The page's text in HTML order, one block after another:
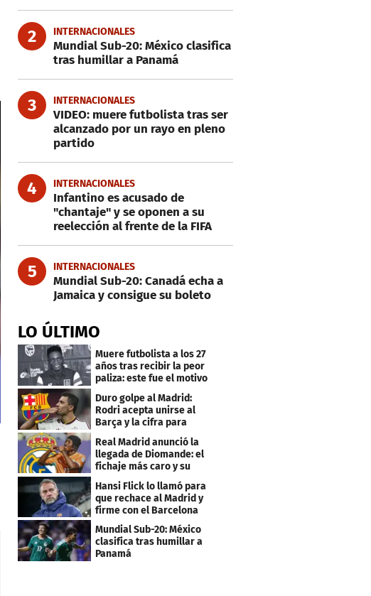
2 INTERNACIONALES
Mundial Sub-20: México clasifica
tras humillar a Panamá
3 INTERNACIONALES
VIDEO: muere futbolista tras ser
alcanzado por un rayo en pleno
partido
4 INTERNACIONALES
Infantino es acusado de
"chantaje" y se oponen a su
reelección al frente de la FIFA
5 INTERNACIONALES
Mundial Sub-20: Canadá echa a
Jamaica y consigue su boleto
LO ÚLTIMO
Muere futbolista a los 27
años tras recibir la peor
paliza: este fue el motivo
Duro golpe al Madrid:
Rodri acepta unirse al
Barça y la cifra para
cerrar su fichaje
Real Madrid anunció la
llegada de Diomande: el
fichaje más caro y su
contrato
Hansi Flick lo llamó para
que rechace al Madrid y
firme con el Barcelona
Mundial Sub-20: México
clasifica tras humillar a
Panamá